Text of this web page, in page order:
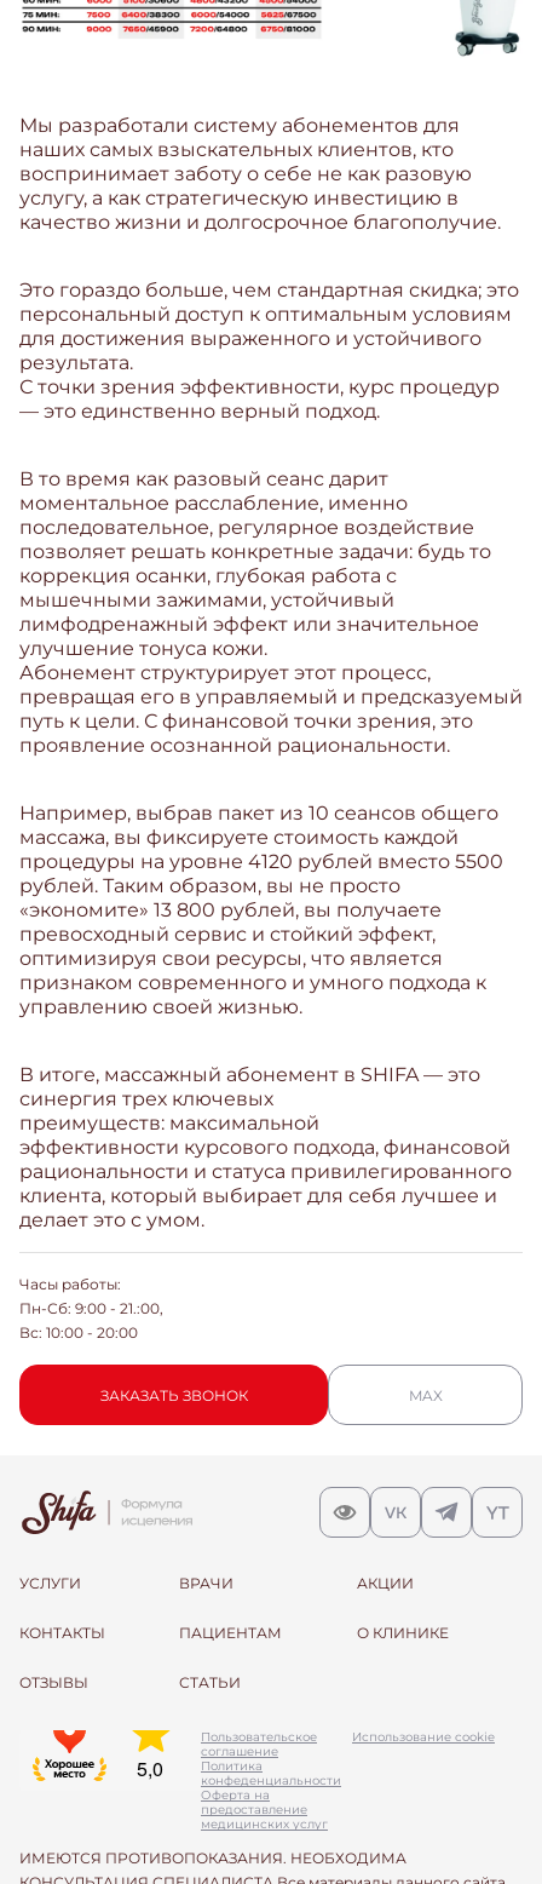
Мы разработали систему абонементов для
наших самых взыскательных клиентов, кто
воспринимает заботу о себе не как разовую
услугу, а как стратегическую инвестицию в
качество жизни и долгосрочное благополучие.
Это гораздо больше, чем стандартная скидка; это
персональный доступ к оптимальным условиям
для достижения выраженного и устойчивого
результата.
С точки зрения эффективности, курс процедур
— это единственно верный подход.
В то время как разовый сеанс дарит
моментальное расслабление, именно
последовательное, регулярное воздействие
позволяет решать конкретные задачи: будь то
коррекция осанки, глубокая работа с
мышечными зажимами, устойчивый
лимфодренажный эффект или значительное
улучшение тонуса кожи.
Абонемент структурирует этот процесс,
превращая его в управляемый и предсказуемый
путь к цели. С финансовой точки зрения, это
проявление осознанной рациональности.
Например, выбрав пакет из 10 сеансов общего
массажа, вы фиксируете стоимость каждой
процедуры на уровне 4120 рублей вместо 5500
рублей. Таким образом, вы не просто
«экономите» 13 800 рублей, вы получаете
превосходный сервис и стойкий эффект,
оптимизируя свои ресурсы, что является
признаком современного и умного подхода к
управлению своей жизнью.
В итоге, массажный абонемент в SHIFA— это
синергия трех ключевых
преимуществ: максимальной
эффективности курсового подхода, финансовой
рациональности и статуса привилегированного
клиента, который выбирает для себя лучшее и
делает это с умом.
Часы работы:
Пн-Сб: 9:00 - 21.:00,
Вс: 10:00 - 20:00
ЗАКАЗАТЬ ЗВОНОК MAX
УСЛУГИ ВРАЧИ АКЦИИ
КОНТАКТЫ ПАЦИЕНТАМ О КЛИНИКЕ
ОТЗЫВЫ СТАТЬИ
Пользовательское
соглашение
Политика
конфеденциальности
Оферта на
предоставление
медицинских услуг
Использование cookie
ИМЕЮТСЯ ПРОТИВОПОКАЗАНИЯ. НЕОБХОДИМА